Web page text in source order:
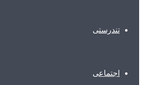
تندرستی
اجتماعی